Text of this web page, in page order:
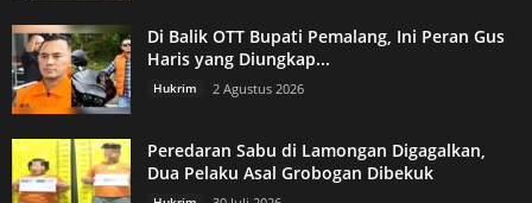
Di Balik OTT Bupati Pemalang, Ini Peran Gus
Haris yang Diungkap...
Hukrim 2 Agustus 2026
Peredaran Sabu di Lamongan Digagalkan,
Dua Pelaku Asal Grobogan Dibekuk